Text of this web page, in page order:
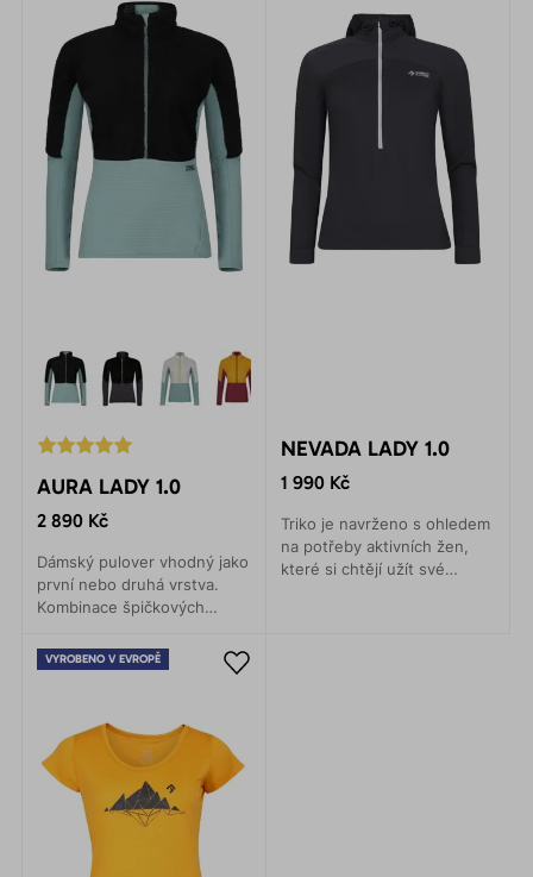
AURA LADY 1.0
2 890 Kč
Dámský pulover vhodný jako
první nebo druhá vrstva.
Kombinace špičkových
Technostretch® Grid Fleece,
nabízí maximální tepelný a
NEVADA LADY 1.0
1 990 Kč
Triko je navrženo s ohledem
na potřeby aktivních žen,
které si chtějí užít své
VYROBENO V EVROPĚ